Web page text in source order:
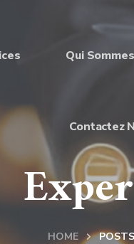
Qui
Contactez
HOME